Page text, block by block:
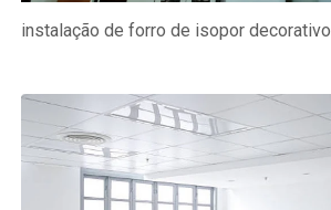
instalação de forro de isopor decorativo